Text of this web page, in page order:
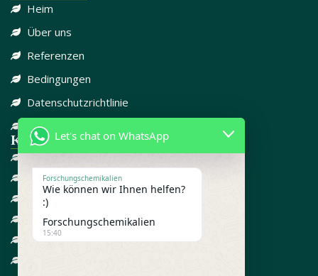
Heim
Über uns
Referenzen
Bedingungen
Datenschutzrichtlinie
Kontaktieren Sie uns
Kategorie-Links
DISSOZIATIV
SCHMERZMITTEL
CBD
FORSCHUNGSCHEMIKALIEN
GEGEN ANGST
Let's chat on WhatsApp
Forschungschemikalien
Wie können wir Ihnen helfen?
:)
Forschungschemikalien
15:40